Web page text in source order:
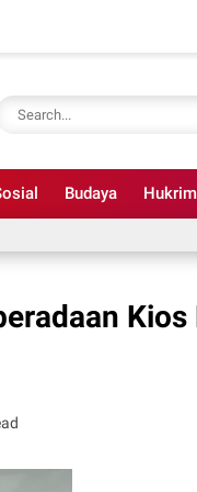
Budaya Hukrim
Kios